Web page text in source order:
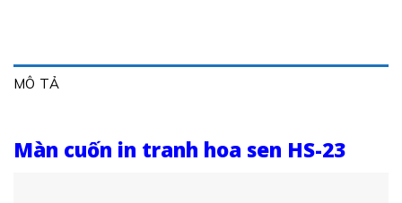
MÔ TẢ
Màn cuốn in tranh hoa sen HS-23